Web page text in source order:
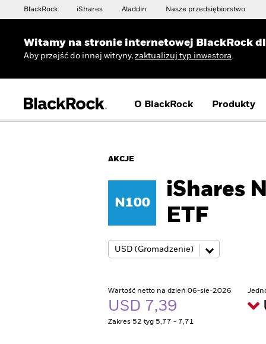
BlackRock iShares Aladdin Nasze przedsiębiorstwo
Witamy na stronie internetowej BlackRock
Aby przejść do innej witryny, zaktualizuj typ inwestora
O BlackRock Produkty
AKCJE
N100
iShares
ETF
Wartość netto na dzień 06-sie-2026
USD 7,39
Zakres 52 tyg 5,77 - 7,71